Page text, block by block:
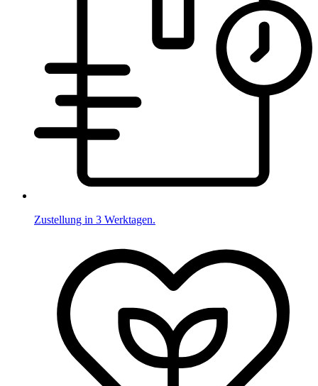
Zustellung in 3 Werktagen.